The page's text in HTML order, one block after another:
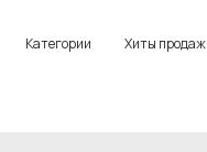
Категории Хиты продаж